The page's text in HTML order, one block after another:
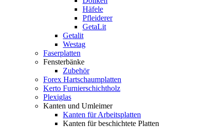
Häfele
Pfleiderer
GetaLit
Getalit
Westag
Faserplatten
Fensterbänke
Zubehör
Forex Hartschaumplatten
Kerto Furnierschichtholz
Plexiglas
Kanten und Umleimer
Kanten für Arbeitsplatten
Kanten für beschichtete Platten